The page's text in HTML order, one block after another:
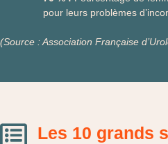
pour leurs problèmes
(Source : Association Française
Les 10 grands